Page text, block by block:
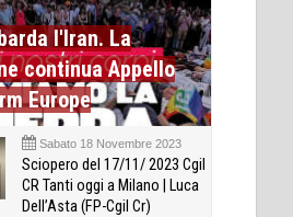
l'Iran. La
continua Appello
Europe
Sabato 18 Novembre 2023
Sciopero del 17/11/ 2023 Cgil
CR Tanti oggi a Milano | Luca
Dell’Asta (FP-Cgil Cr)